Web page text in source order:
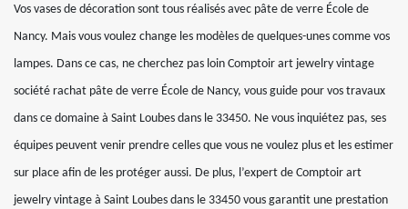
Vos vases de décoration sont tous réalisés avec pâte de verre École de
Nancy. Mais vous voulez change les modèles de quelques-unes comme vos
lampes. Dans ce cas, ne cherchez pas loin Comptoir art jewelry vintage
société rachat pâte de verre École de Nancy, vous guide pour vos travaux
dans ce domaine à Saint Loubes dans le 33450. Ne vous inquiétez pas, ses
équipes peuvent venir prendre celles que vous ne voulez plus et les estimer
sur place afin de les protéger aussi. De plus, l’expert de Comptoir art
jewelry vintage à Saint Loubes dans le 33450 vous garantit une prestation